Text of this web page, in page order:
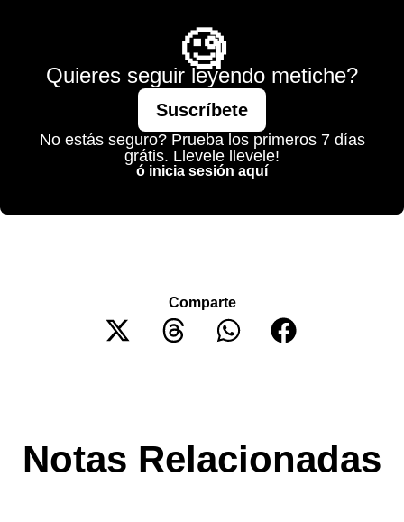
🧐
Quieres seguir leyendo metiche?
Suscríbete
No estás seguro? Prueba los primeros 7 días
grátis. Llevele llevele!
ó inicia sesión aquí
Comparte
Notas Relacionadas